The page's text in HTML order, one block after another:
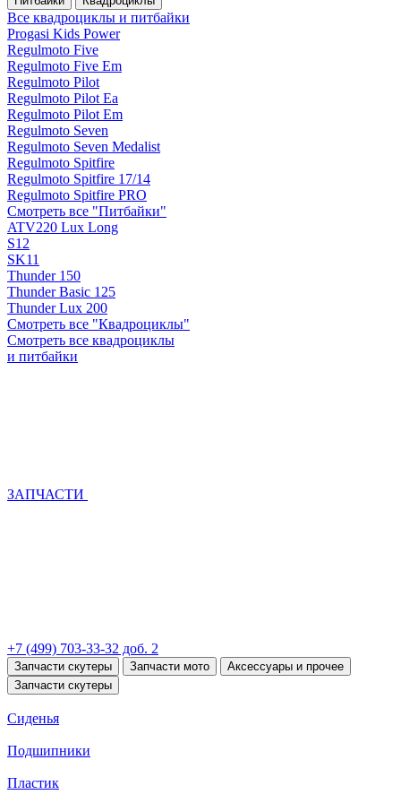
Все квадроциклы и питбайки
Progasi Kids Power
Regulmoto Five
Regulmoto Five Em
Regulmoto Pilot
Regulmoto Pilot Ea
Regulmoto Pilot Em
Regulmoto Seven
Regulmoto Seven Medalist
Regulmoto Spitfire
Regulmoto Spitfire 17/14
Regulmoto Spitfire PRO
Смотреть все "Питбайки"
ATV220 Lux Long
S12
SK11
Thunder 150
Thunder Basic 125
Thunder Lux 200
Смотреть все "Квадроциклы"
Смотреть все квадроциклы
и питбайки
ЗАПЧАСТИ
+7 (499) 703-33-32 доб. 2
Запчасти скутеры Запчасти мото
Аксессуары и прочее
Запчасти скутеры
Сиденья
Подшипники
Пластик